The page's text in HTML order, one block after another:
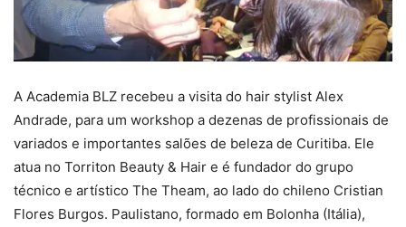
A Academia BLZ recebeu a visita do hair stylist Alex
Andrade, para um workshop a dezenas de profissionais de
variados e importantes salões de beleza de Curitiba. Ele
atua no Torriton Beauty & Hair e é fundador do grupo
técnico e artístico The Theam, ao lado do chileno Cristian
Flores Burgos. Paulistano, formado em Bolonha (Itália),